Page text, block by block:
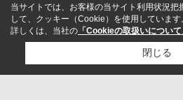
当サイトでは、お客様の当サイト利用状況把
して、クッキー（Cookie）を使用しています
詳しくは、当社の 「Cookieの取扱いについて
閉じる